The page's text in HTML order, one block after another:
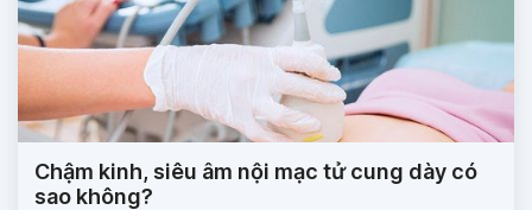
Chậm kinh, siêu âm nội mạc tử cung dày có
sao không?